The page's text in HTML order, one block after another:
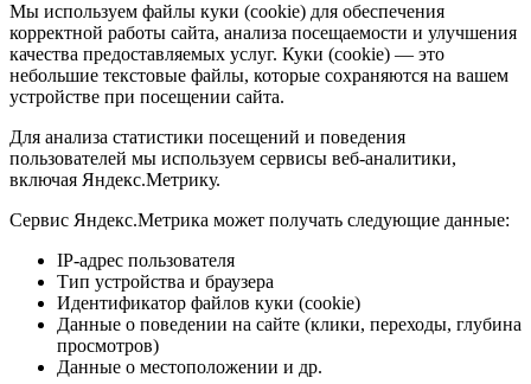
Мы используем файлы куки (cookie) для обеспечения
корректной работы сайта, анализа посещаемости и улучшения
качества предоставляемых услуг. Куки (cookie) — это
небольшие текстовые файлы, которые сохраняются на вашем
устройстве при посещении сайта.
Для анализа статистики посещений и поведения
пользователей мы используем сервисы веб-аналитики,
включая Яндекс.Метрику.
Сервис Яндекс.Метрика может получать следующие данные:
IP-адрес пользователя
Тип устройства и браузера
Идентификатор файлов куки (cookie)
Данные о поведении на сайте (клики, переходы, глубина
просмотров)
Данные о местоположении и др.